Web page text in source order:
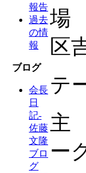
報告
過去
の情
報
ブログ
会長
日
記-
佐藤
文隆
ブロ
グ
場
区
テ
主
ー